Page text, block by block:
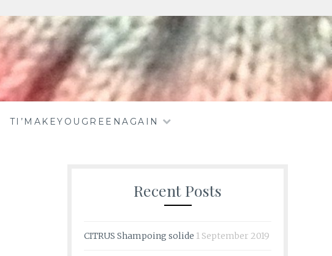
TI’MAKEYOUGREENAGAIN
Recent Posts
CITRUS Shampoing solide 1 September 2019